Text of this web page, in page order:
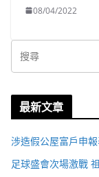
08/04/2022
最新文章
涉造假公屋富戶申
足球盛會次場激戰